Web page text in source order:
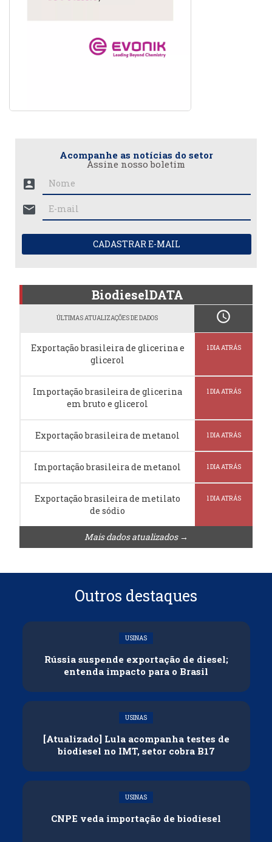
Acompanhe as notícias do setor
Assine nosso boletim
account_box
mail
CADASTRAR E-MAIL
BiodieselDATA
ÚLTIMAS ATUALIZAÇÕES DE DADOS schedule
Exportação brasileira de glicerina e
glicerol
1 DIA ATRÁS
Importação brasileira de glicerina
em bruto e glicerol
1 DIA ATRÁS
Exportação brasileira de metanol 1 DIA ATRÁS
Importação brasileira de metanol 1 DIA ATRÁS
Exportação brasileira de metilato
de sódio
1 DIA ATRÁS
Mais dados atualizados →
Outros destaques
USINAS
Rússia suspende exportação de diesel;
entenda impacto para o Brasil
USINAS
[Atualizado] Lula acompanha testes de
biodiesel no IMT, setor cobra B17
USINAS
CNPE veda importação de biodiesel